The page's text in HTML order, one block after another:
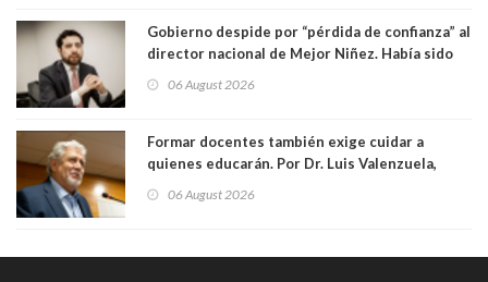
Gobierno despide por “pérdida de confianza” al
director nacional de Mejor Niñez. Había sido
06 August 2026
Formar docentes también exige cuidar a
quienes educarán. Por Dr. Luis Valenzuela,
Académicos U. Católica Silva Henríquez
06 August 2026